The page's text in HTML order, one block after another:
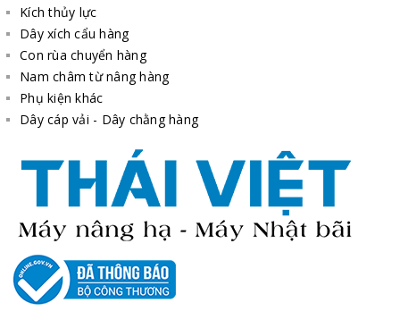
Về cách bảo dưỡng tời quay tay tự hãm 1200LBS
Kiểm tra thường xuyên dây cáp phải ở điều kiện hoạt
động tốt, nếu bị mòn, đứt hay hỏng thì phải thay mới.
Kích thủy lực
Dây xích cẩu hàng
Con rùa chuyển hàng
Nam châm từ nâng hàng
Phụ kiện khác
Dây cáp vải - Dây chằng hàng